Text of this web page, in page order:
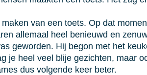
van een toets. Op dat
allemaal heel benieuwd en
geworden. Hij begon met het
je heel veel blije gezichten, maar
dus volgende keer beter.